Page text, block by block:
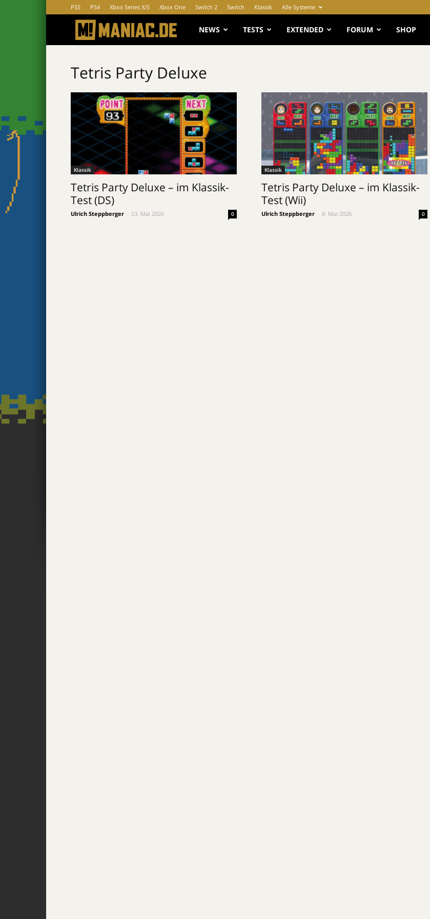
PS5 PS4 Xbox Series X/S Xbox One Switch 2 Switch Klassik Alle Systeme
MANIAC.de
NEWS TESTS EXTENDED FORUM SHOP
Tetris Party Deluxe
Klassik
Tetris Party Deluxe – im Klassik-
Test (DS)
Ulrich Steppberger 23. Mai 2026 0
Klassik
Tetris Party Deluxe – im Klassik-
Test (Wii)
Ulrich Steppberger 8. Mai 2026 0